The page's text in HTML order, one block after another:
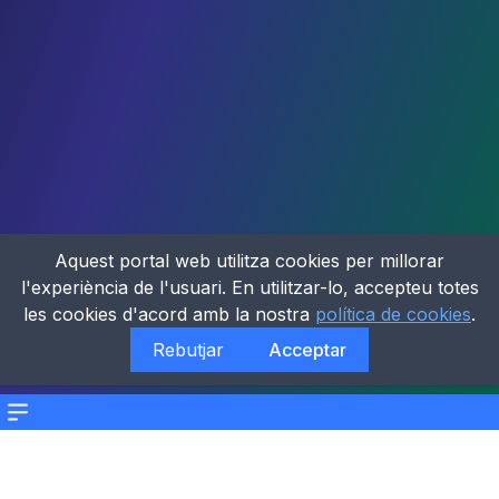
Menu
Aquest portal web utilitza cookies per millorar
l'experiència de l'usuari. En utilitzar-lo, accepteu totes
les cookies d'acord amb la nostra política de cookies.
Rebutjar
Acceptar